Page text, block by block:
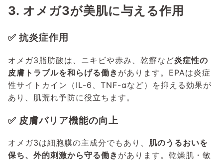
3. オメガ3が美肌に与える作用
✅ 抗炎症作用
オメガ3脂肪酸は、ニキビや赤み、乾癬など炎症性の
皮膚トラブルを和らげる働き があります。EPAは炎症
性サイトカイン（IL-6、TNF-αなど）を抑える効果が
あり、肌荒れ予防に役立ちます。
✅ 皮膚バリア機能の向上
オメガ3は細胞膜の主成分でもあり、 肌のうるおいを
保ち、外的刺激から守る働き があります。乾燥肌・敏